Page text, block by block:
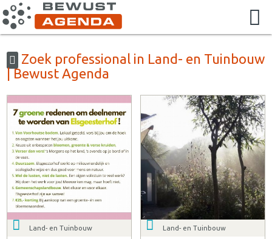
Zoek professional in Land- en Tuinbouw
| Bewust Agenda
Land- en Tuinbouw Land- en Tuinbouw